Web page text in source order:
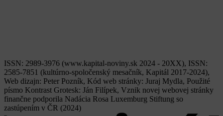
ISSN: 2989-3976 (www.kapital-noviny.sk 2024 - 20XX), ISSN:
2585-7851 (kultúrno-spoločenský mesačník, Kapitál 2017-2024),
Web dizajn: Peter Pozník, Kód web stránky: Juraj Mydla, Použité
písmo Kontrast Grotesk: Ján Filípek, Vznik novej webovej stránky
finančne podporila Nadácia Rosa Luxemburg Stiftung so
zastúpením v ČR (2024)